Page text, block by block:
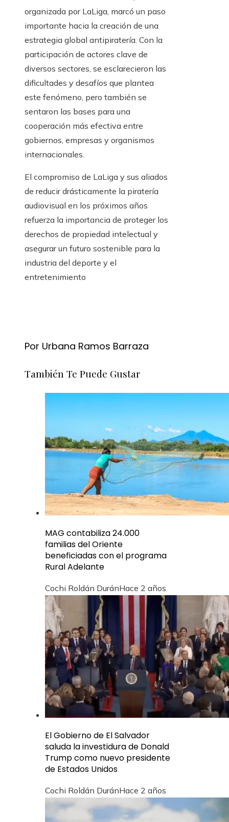
organizada por LaLiga, marcó un paso
importante hacia la creación de una
estrategia global antipiratería. Con la
participación de actores clave de
diversos sectores, se esclarecieron las
dificultades y desafíos que plantea
este fenómeno, pero también se
sentaron las bases para una
cooperación más efectiva entre
gobiernos, empresas y organismos
internacionales.
El compromiso de LaLiga y sus aliados
de reducir drásticamente la piratería
audiovisual en los próximos años
refuerza la importancia de proteger los
derechos de propiedad intelectual y
asegurar un futuro sostenible para la
industria del deporte y el
entretenimiento
Por Urbana Ramos Barraza
También Te Puede Gustar
MAG contabiliza 24.000
familias del Oriente
beneficiadas con el programa
Rural Adelante
Cochi Roldán DuránHace 2 años
El Gobierno de El Salvador
saluda la investidura de Donald
Trump como nuevo presidente
de Estados Unidos
Cochi Roldán DuránHace 2 años